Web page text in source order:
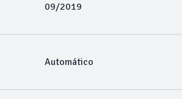
09/2019
Automático